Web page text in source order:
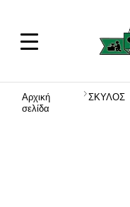
Αρχική
σελίδα
ΣΚΥΛΟΣ